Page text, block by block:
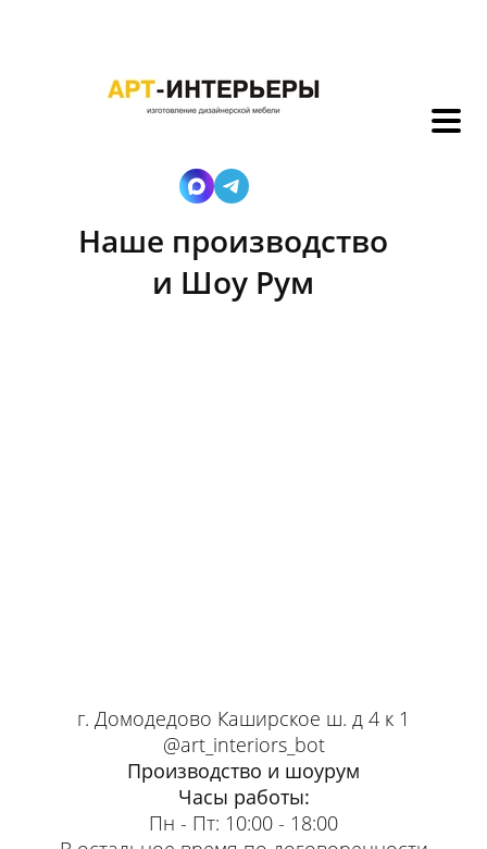
Наше производство
и Шоу Рум
г. Домодедово Каширское ш. д 4 к 1
@art_interiors_bot
Производство и шоурум
Часы работы:
Пн - Пт: 10:00 - 18:00